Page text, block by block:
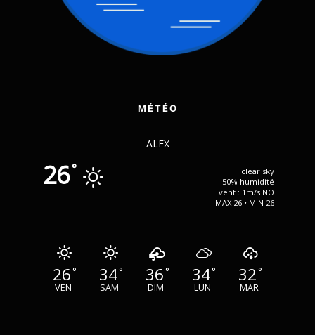
MÉTÉO
ALEX
26°
clear sky
50% humidité
vent : 1m/s NO
MAX 26 • MIN 26
26°
VEN
34°
SAM
36°
DIM
34°
LUN
32°
MAR